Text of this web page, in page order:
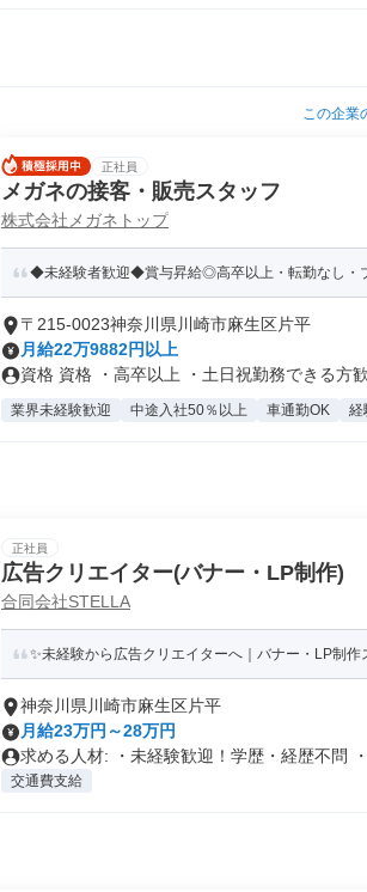
この企業
正社員
メガネの接客・販売スタッフ
株式会社メガネトップ
◆未経験者歓迎◆賞与昇給◎高卒以上・転勤なし・
〒215-0023神奈川県川崎市麻生区片平
月給22万9882円以上
資格 資格 ・高卒以上 ・土日祝勤務できる方
業界未経験歓迎 中途入社50％以上 車通勤OK 経
正社員
広告クリエイター(バナー・LP制作)
合同会社STELLA
✨未経験から広告クリエイターへ｜バナー・LP制作
神奈川県川崎市麻生区片平
月給23万円～28万円
求める人材: ・未経験歓迎！学歴・経歴不問
交通費支給